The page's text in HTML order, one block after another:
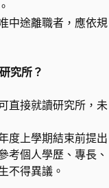
中途離職者，應依規
究所？
直接就讀研究所，未
度上學期結束前提出
考個人學歷、專長、
不得異議。